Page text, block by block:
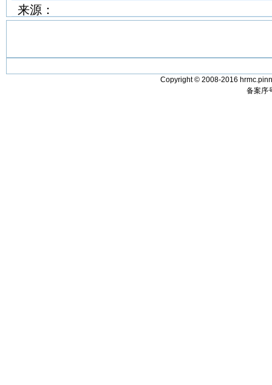
来源：
Copyright © 2008-2016
备案序